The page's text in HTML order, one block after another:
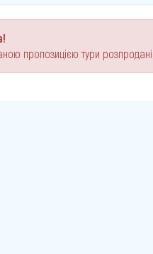
пропозицією тури розпродані.